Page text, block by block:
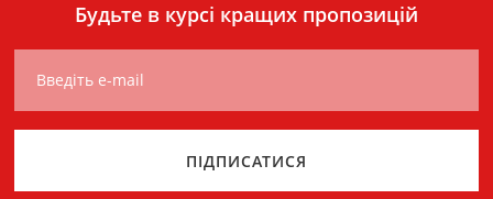
Будьте в курсі кращих пропозицій
Введіть e-mail
ПІДПИСАТИСЯ